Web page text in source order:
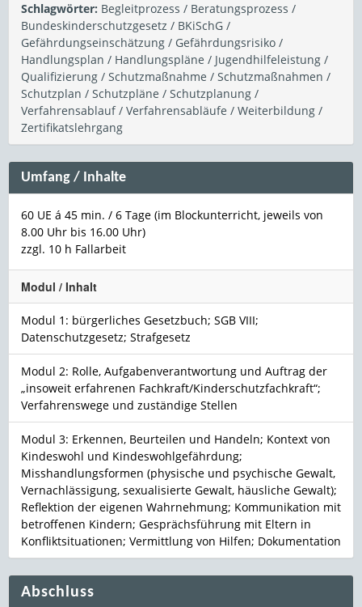
Schlagwörter: Begleitprozess / Beratungsprozess /
Bundeskinderschutzgesetz / BKiSchG /
Gefährdungseinschätzung / Gefährdungsrisiko /
Handlungsplan / Handlungspläne / Jugendhilfeleistung /
Qualifizierung / Schutzmaßnahme / Schutzmaßnahmen /
Schutzplan / Schutzpläne / Schutzplanung /
Verfahrensablauf / Verfahrensabläufe / Weiterbildung /
Zertifikatslehrgang
Umfang / Inhalte
60 UE á 45 min. / 6 Tage (im Blockunterricht, jeweils von
8.00 Uhr bis 16.00 Uhr)
zzgl. 10 h Fallarbeit
Modul / Inhalt
Modul 1: bürgerliches Gesetzbuch; SGB VIII;
Datenschutzgesetz; Strafgesetz
Modul 2: Rolle, Aufgabenverantwortung und Auftrag der
„insoweit erfahrenen Fachkraft/Kinderschutzfachkraft“;
Verfahrenswege und zuständige Stellen
Modul 3: Erkennen, Beurteilen und Handeln; Kontext von
Kindeswohl und Kindeswohlgefährdung;
Misshandlungsformen (physische und psychische Gewalt,
Vernachlässigung, sexualisierte Gewalt, häusliche Gewalt);
Reflektion der eigenen Wahrnehmung; Kommunikation mit
betroffenen Kindern; Gesprächsführung mit Eltern in
Konfliktsituationen; Vermittlung von Hilfen; Dokumentation
Abschluss